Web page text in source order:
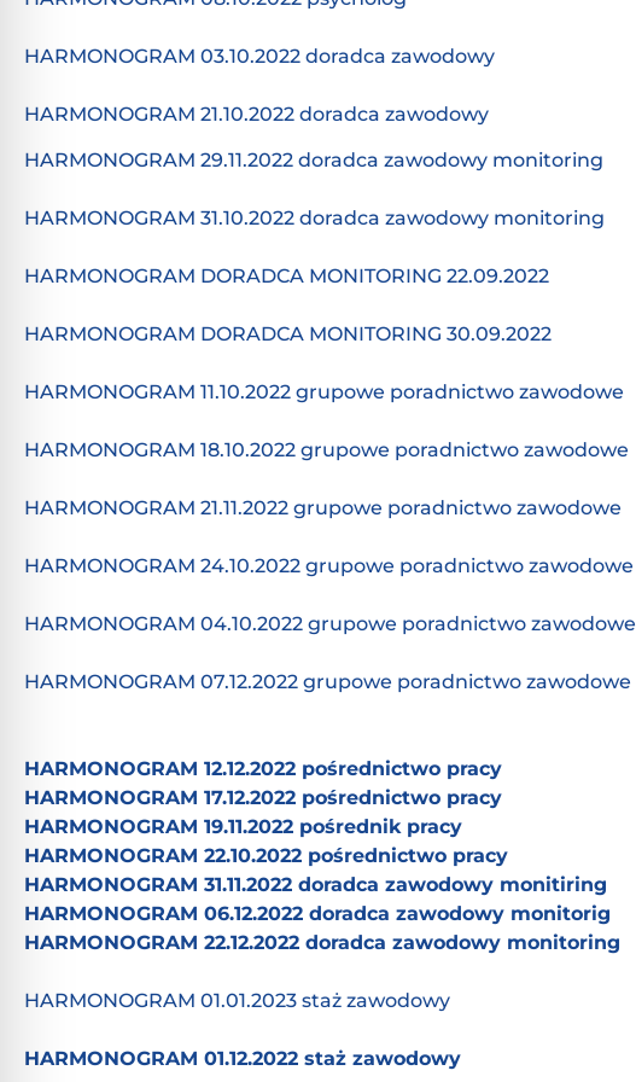
HARMONOGRAM 03.10.2022 doradca zawodowy
HARMONOGRAM 21.10.2022 doradca zawodowy
HARMONOGRAM 29.11.2022 doradca zawodowy monitoring
HARMONOGRAM 31.10.2022 doradca zawodowy monitoring
HARMONOGRAM DORADCA MONITORING 22.09.2022
HARMONOGRAM DORADCA MONITORING 30.09.2022
HARMONOGRAM 11.10.2022 grupowe poradnictwo zawodowe
HARMONOGRAM 18.10.2022 grupowe poradnictwo zawodowe
HARMONOGRAM 21.11.2022 grupowe poradnictwo zawodowe
HARMONOGRAM 24.10.2022 grupowe poradnictwo zawodowe
HARMONOGRAM 04.10.2022 grupowe poradnictwo zawodowe
HARMONOGRAM 07.12.2022 grupowe poradnictwo zawodowe
HARMONOGRAM 12.12.2022 pośrednictwo pracy
HARMONOGRAM 17.12.2022 pośrednictwo pracy
HARMONOGRAM 19.11.2022 pośrednik pracy
HARMONOGRAM 22.10.2022 pośrednictwo pracy
HARMONOGRAM 31.11.2022 doradca zawodowy monitiring
HARMONOGRAM 06.12.2022 doradca zawodowy monitorig
HARMONOGRAM 22.12.2022 doradca zawodowy monitoring
HARMONOGRAM 01.01.2023 staż zawodowy
HARMONOGRAM 01.12.2022 staż zawodowy